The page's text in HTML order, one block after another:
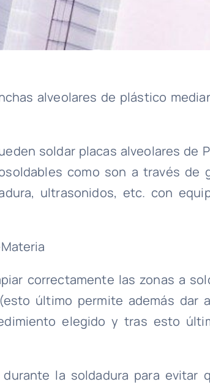
alveolares de plástico
soldar placas alveolares de
como son a través de
ultrasonidos, etc. con
correctamente las zonas a
último permite además dar
elegido y tras esto
la soldadura para evitar